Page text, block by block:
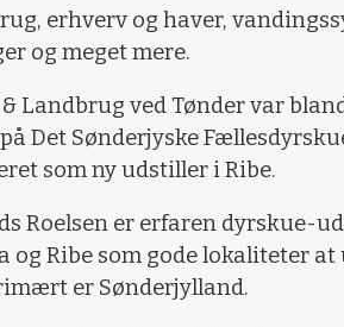
erhverv og haver,
og meget mere.
& Landbrug ved Tønder var
Det Sønderjyske
som ny udstiller i Ribe.
Roelsen er erfaren dyrskue-
og Ribe som gode lokaliteter
er Sønderjylland.